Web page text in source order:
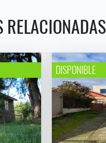
RELACIONADAS
DISPONIBLE